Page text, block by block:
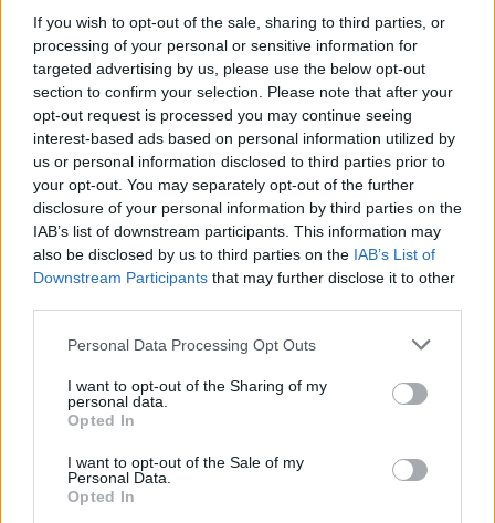
If you wish to opt-out of the sale, sharing to third parties, or
processing of your personal or sensitive information for
targeted advertising by us, please use the below opt-out
section to confirm your selection. Please note that after your
opt-out request is processed you may continue seeing
interest-based ads based on personal information utilized by
us or personal information disclosed to third parties prior to
your opt-out. You may separately opt-out of the further
disclosure of your personal information by third parties on the
IAB’s list of downstream participants. This information may
also be disclosed by us to third parties on the IAB’s List of
Downstream Participants that may further disclose it to other
Please note that this website/app uses one or more Google
not limited to your visit or usage behaviour. You may click to
grant or deny consent to Google and its third-party tags to
use your data for below specified purposes in below Google
consent section.
Personal Data Processing Opt Outs
I want to opt-out of the Sharing of my
personal data.
Opted In
I want to opt-out of the Sale of my
Personal Data.
Opted In
Πιο δημοφιλή
1 Η Άννα Βίσση ξετρελάθηκε με μπάντα που
έπαιζε Τσιτσάνη στο Φισκάρδο και τους
πρότεινε συνεργασία
2Μαριζέτα Αντωνοπούλου στο newsit.gr: Οι
“σωτήρες” ανήκουν στο χρονοντούλαπο
της ιστορίας
3«Ψήνονται» στα 40άρια δυτική και βόρεια
Ελλάδα – Ενισχυμένα μελτέμια έως 8
μποφόρ στο Αιγαίο μέχρι
Δεκαπενταύγουστο
Ίση με 6 βόμβες Χιροσίμα η ενέργεια που
Αττική και Βοιωτία - Πώς κάηκε μέσα σε 2
βράδια το 55% της έκτασης
ερωμένη του Ινφαντίνο: «Κατηγορηματικά
αναληθείς και δυσφημιστικοί οι ισχυρισμοί»